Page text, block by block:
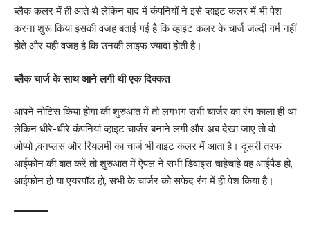
ब्लैक कलर में ही आते थे लेकिन बाद में कंपनियों ने इसे व्हाइट कलर में भी पेश
करना शुरू किया इसकी वजह बताई गई है कि व्हाइट कलर के चार्ज जल्दी गर्म नहीं
होते और यही वजह है कि उनकी लाइफ ज्यादा होती है।
ब्लैक चार्ज के साथ आने लगी थी एक दिक्कत
आपने नोटिस किया होगा की शुरुआत में तो लगभग सभी चार्जर का रंग काला ही था
लेकिन धीरे-धीरे कंपनियां व्हाइट चार्जर बनाने लगी और अब देखा जाए तो वो
ओप्पो ,वनप्लस और रियलमी का चार्ज भी वाइट कलर में आता है। दूसरी तरफ
आईफोन की बात करें तो शुरुआत में ऐपल ने सभी डिवाइस चाहेचाहे वह आईपैड हो,
आईफोन हो या एयरपॉड हो, सभी के चार्जर को सफेद रंग में ही पेश किया है।